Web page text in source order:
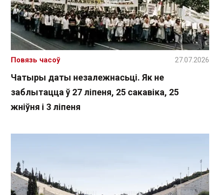
Чатыры даты незалежнасьці. Як не
заблытацца ў 27 ліпеня, 25 сакавіка, 25
жніўня і 3 ліпеня
Повязь часоў 27.07.2026